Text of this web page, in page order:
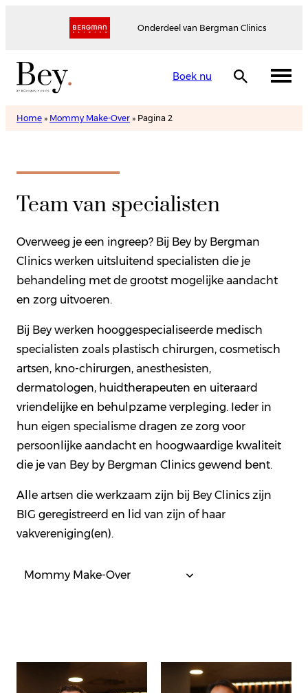
Onderdeel van Bergman Clinics
Boek nu
Home » Mommy Make-Over » Pagina 2
Team van specialisten
Overweeg je een ingreep? Bij Bey by Bergman
Clinics werken uitsluitend specialisten die je
behandeling met de grootst mogelijke aandacht
en zorg uitvoeren.
Bij Bey werken hooggespecialiseerde medisch
specialisten zoals plastisch chirurgen, cosmetisch
artsen, kno-chirurgen, anesthesisten,
dermatologen, huidtherapeuten en uiteraard
vriendelijke en behulpzame verpleging. Ieder in
hun eigen specialisme dragen ze zorg voor
persoonlijke aandacht en hoogwaardige kwaliteit
die je van Bey by Bergman Clinics gewend bent.
Alle artsen die werkzaam zijn bij Bey Clinics zijn
BIG geregistreerd en lid van zijn of haar
vakvereniging(en).